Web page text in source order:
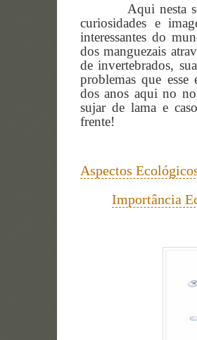
Aqui nesta
curiosidades e
interessantes do
dos manguezais
de invertebrados,
problemas que esse
dos anos aqui no
sujar de lama e
frente!
Aspectos
Importância